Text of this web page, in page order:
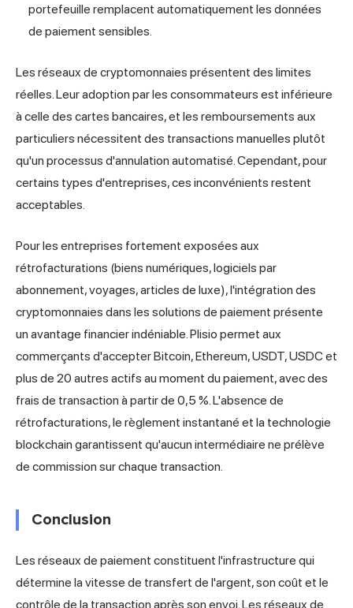
portefeuille remplacent automatiquement les données
de paiement sensibles.
Les réseaux de cryptomonnaies présentent des limites
réelles. Leur adoption par les consommateurs est inférieure
à celle des cartes bancaires, et les remboursements aux
particuliers nécessitent des transactions manuelles plutôt
qu'un processus d'annulation automatisé. Cependant, pour
certains types d'entreprises, ces inconvénients restent
acceptables.
Pour les entreprises fortement exposées aux
rétrofacturations (biens numériques, logiciels par
abonnement, voyages, articles de luxe), l'intégration des
cryptomonnaies dans les solutions de paiement présente
un avantage financier indéniable.Plisio permet aux
commerçants d'accepter Bitcoin, Ethereum, USDT, USDC et
plus de 20 autres actifs au moment du paiement, avec des
frais de transaction à partir de 0,5 %. L'absence de
rétrofacturations, le règlement instantané et la technologie
blockchain garantissent qu'aucun intermédiaire ne prélève
de commission sur chaque transaction.
Conclusion
Les réseaux de paiement constituent l'infrastructure qui
détermine la vitesse de transfert de l'argent, son coût et le
contrôle de la transaction après son envoi. Les réseaux de